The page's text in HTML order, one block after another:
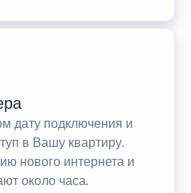
дату подключения и
в Вашу квартиру.
нового интернета и
около часа.